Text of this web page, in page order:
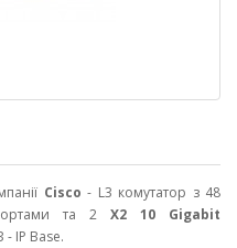
Cisco - L3 комутатор з 48
та 2 X2 10 Gigabit
- IP Base.